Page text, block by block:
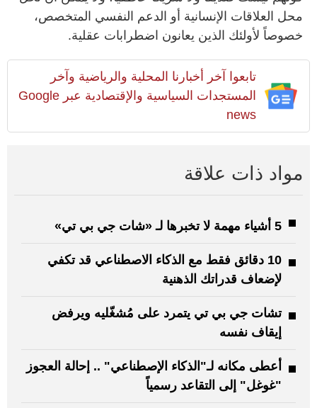
محل العلاقات الإنسانية أو الدعم النفسي المتخصص،
خصوصاً لأولئك الذين يعانون اضطرابات عقلية.
تابعوا آخر أخبارنا المحلية والرياضية وآخر
المستجدات السياسية والإقتصادية عبر Google
news
مواد ذات علاقة
5 أشياء مهمة لا تخبرها لـ «شات جي بي تي»
10 دقائق فقط مع الذكاء الاصطناعي قد تكفي
لإضعاف قدراتك الذهنية
تشات جي بي تي يتمرد على مُشغّليه ويرفض
إيقاف نفسه
أعطى مكانه لـ"الذكاء الإصطناعي" .. إحالة العجوز
"غوغل" إلى التقاعد رسمياً